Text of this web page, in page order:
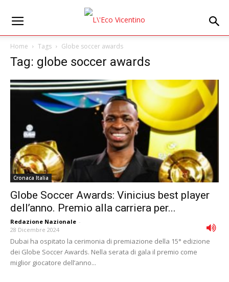
Home Tags Globe soccer awards
Tag: globe soccer awards
Cronaca Italia
Globe Soccer Awards: Vinicius best player
dell’anno. Premio alla carriera per...
Redazione Nazionale -
28 Dicembre 2024
Dubai ha ospitato la cerimonia di premiazione della 15° edizione
dei Globe Soccer Awards. Nella serata di gala il premio come
miglior giocatore dell’anno...